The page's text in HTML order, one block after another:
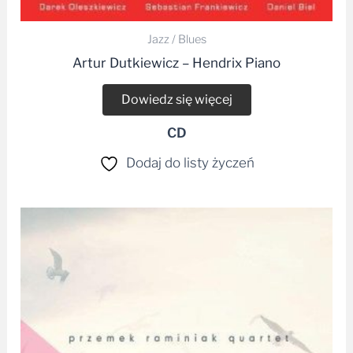
Jazz / Blues
Artur Dutkiewicz – Hendrix Piano
Dowiedz się więcej
CD
Dodaj do listy życzeń